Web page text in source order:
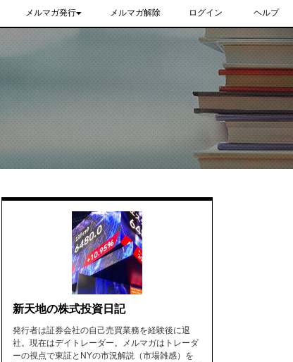
メルマガ発行 メルマガ解除 ログイン ヘルプ
新天地の株式投資日記
発行者は証券会社の自己売買業務を経験後に退
社。現在はデイトレーダー。メルマガはトレーダ
ーの視点で東証とNYの市況解説（市場雑感）を